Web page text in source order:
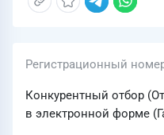
Регистрационный
Конкурентный отбор
в электронной форме